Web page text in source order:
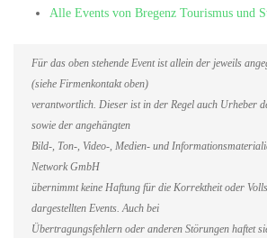
Alle Events von Bregenz Tourismus und
Für das oben stehende Event ist allein der jeweils
(siehe Firmenkontakt oben)
verantwortlich. Dieser ist in der Regel auch Urheber
sowie der angehängten
Bild-, Ton-, Video-, Medien- und
Network GmbH
übernimmt keine Haftung für die Korrektheit oder
dargestellten Events. Auch bei
Übertragungsfehlern oder anderen Störungen haftet